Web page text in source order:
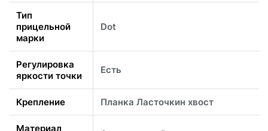
Тип
прицельной
марки
Dot
Регулировка
яркости точки
Есть
Крепление Планка Ласточкин хвост
Материал